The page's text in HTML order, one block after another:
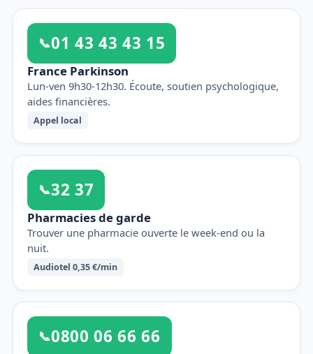
📞01 43 43 43 15
France Parkinson
Lun-ven 9h30-12h30. Écoute, soutien psychologique,
aides financières.
Appel local
📞32 37
Pharmacies de garde
Trouver une pharmacie ouverte le week-end ou la
nuit.
Audiotel 0,35 €/min
📞0800 06 66 66